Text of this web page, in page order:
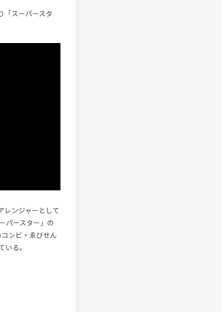
「スーパースタ
レンジャーとして
パースター」の
ンビ・ゑびせん
いる。